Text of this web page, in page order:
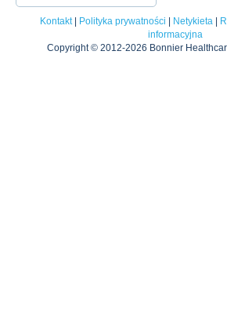
Kontakt| Polityka prywatności Netykieta|
informacyjna
Copyright © 2012-2026 Bonnier